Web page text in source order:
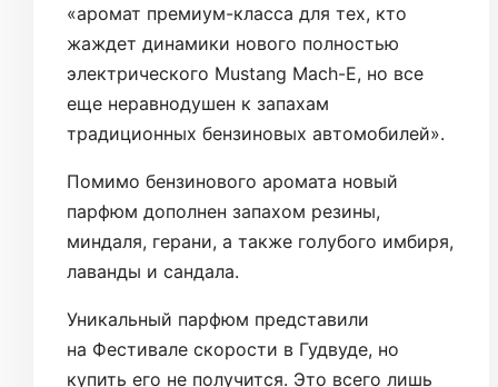
«аромат премиум-класса для тех, кто
жаждет динамики нового полностью
электрического Mustang Mach-E, но все
еще неравнодушен к запахам
традиционных бензиновых автомобилей».
Помимо бензинового аромата новый
парфюм дополнен запахом резины,
миндаля, герани, а также голубого имбиря,
лаванды и сандала.
Уникальный парфюм представили
на Фестивале скорости в Гудвуде, но
купить его не получится. Это всего лишь